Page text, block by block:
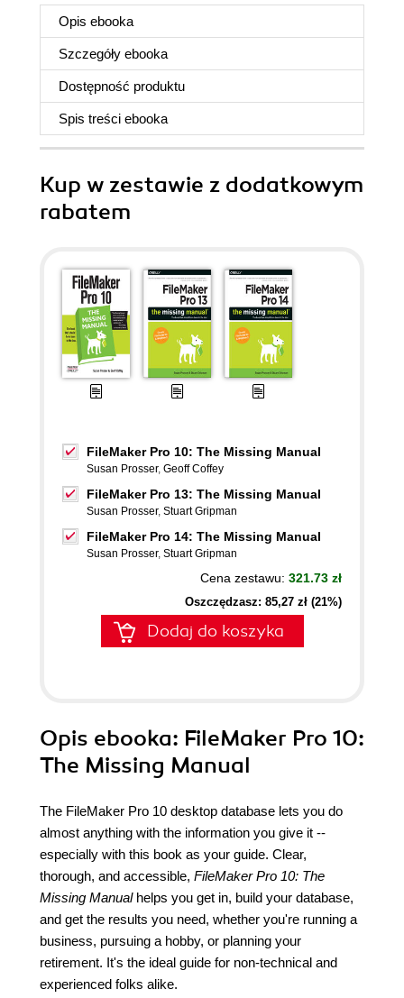
Opis ebooka
Szczegóły ebooka
Dostępność produktu
Spis treści ebooka
Kup w zestawie z dodatkowym
rabatem
FileMaker Pro 10: The Missing Manual
Susan Prosser, Geoff Coffey
FileMaker Pro 13: The Missing Manual
Susan Prosser, Stuart Gripman
FileMaker Pro 14: The Missing Manual
Susan Prosser, Stuart Gripman
Cena zestawu: 321.73 zł
Oszczędzasz: 85,27 zł (21%)
Dodaj do koszyka
Opis ebooka: FileMaker Pro 10:
The Missing Manual
The FileMaker Pro 10 desktop database lets you do
almost anything with the information you give it --
especially with this book as your guide. Clear,
thorough, and accessible, FileMaker Pro 10: The
Missing Manualhelps you get in, build your database,
and get the results you need, whether you're running a
business, pursuing a hobby, or planning your
retirement. It's the ideal guide for non-technical and
experienced folks alike.